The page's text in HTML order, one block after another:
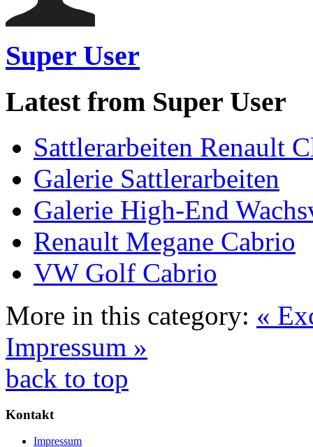
Super User
Latest from Super User
Sattlerarbeiten Renault
Galerie Sattlerarbeiten
Galerie High-End
Renault Megane Cabrio
VW Golf Cabrio
More in this category: «
Impressum »
back to top
Kontakt
Impressum